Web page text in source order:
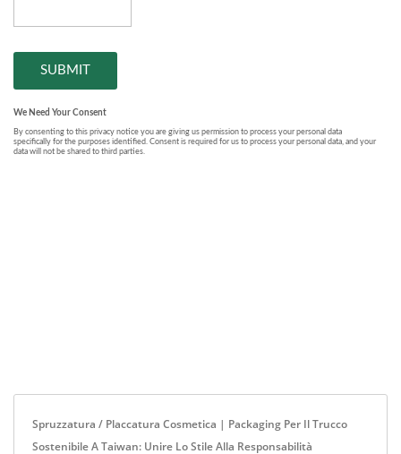
Spruzzatura / Placcatura Cosmetica | Packaging Per Il Trucco
Sostenibile A Taiwan: Unire Lo Stile Alla Responsabilità